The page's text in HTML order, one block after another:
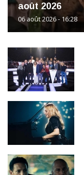
août 2026
06 août 2026 - 16:28